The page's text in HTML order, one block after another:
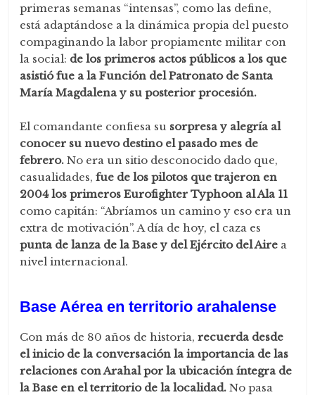
primeras semanas “intensas”, como las define,
está adaptándose a la dinámica propia del puesto
compaginando la labor propiamente militar con
la social: de los primeros actos públicos a los que
asistió fue a la Función del Patronato de Santa
María Magdalena y su posterior procesión.
El comandante confiesa su sorpresa y alegría al
conocer su nuevo destino el pasado mes de
febrero. No era un sitio desconocido dado que,
casualidades,fue de los pilotos que trajeron en
2004 los primeros Eurofighter Typhoon al Ala 11
como capitán: “Abríamos un camino y eso era un
extra de motivación”. A día de hoy, el caza es
punta de lanza de la Base y del Ejército del Aire a
nivel internacional.
Base Aérea en territorio arahalense
Con más de 80 años de historia,recuerda desde
el inicio de la conversación la importancia de las
relaciones con Arahal por la ubicación íntegra de
la Base en el territorio de la localidad. No pasa